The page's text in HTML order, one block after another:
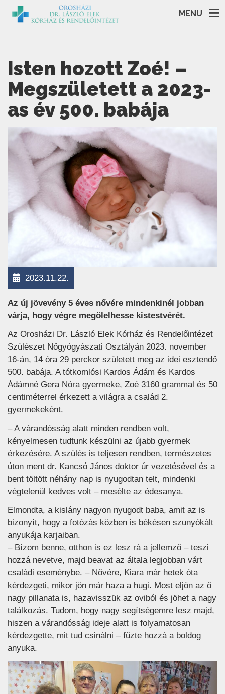
MENU
Isten hozott Zoé! –
Megszületett a 2023-
as év 500. babája
2023.11.22.
Az új jövevény 5 éves nővére mindenkinél jobban
várja, hogy végre megölelhesse kistestvérét.
Az Orosházi Dr. László Elek Kórház és Rendelőintézet
Szülészet Nőgyógyászati Osztályán 2023. november
16-án, 14 óra 29 perckor született meg az idei esztendő
500. babája. A tótkomlósi Kardos Ádám és Kardos
Ádámné Gera Nóra gyermeke, Zoé 3160 grammal és 50
centiméterrel érkezett a világra a család 2.
gyermekeként.
– A várandósság alatt minden rendben volt,
kényelmesen tudtunk készülni az újabb gyermek
érkezésére. A szülés is teljesen rendben, természetes
úton ment dr. Kancsó János doktor úr vezetésével és a
bent töltött néhány nap is nyugodtan telt, mindenki
végtelenül kedves volt – mesélte az édesanya.
Elmondta, a kislány nagyon nyugodt baba, amit az is
bizonyít, hogy a fotózás közben is békésen szunyókált
anyukája karjaiban.
– Bízom benne, otthon is ez lesz rá a jellemző – teszi
hozzá nevetve, majd beavat az általa legjobban várt
családi eseménybe. – Nővére, Kiara már hetek óta
kérdezgeti, mikor jön már haza a hugi. Most eljön az ő
nagy pillanata is, hazavisszük az oviból és jöhet a nagy
találkozás. Tudom, hogy nagy segítségemre lesz majd,
hiszen a várandósság ideje alatt is folyamatosan
kérdezgette, mit tud csinálni – fűzte hozzá a boldog
anyuka.